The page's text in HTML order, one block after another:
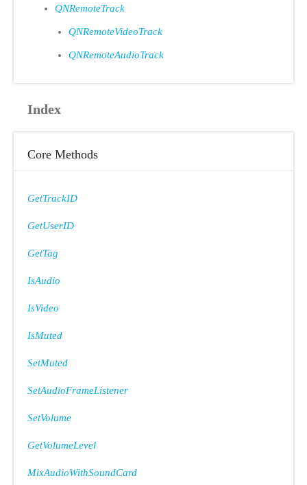
QNRemoteTrack
QNRemoteVideoTrack
QNRemoteAudioTrack
Index
Core Methods
GetTrackID
GetUserID
GetTag
IsAudio
IsVideo
IsMuted
SetMuted
SetAudioFrameListener
SetVolume
GetVolumeLevel
MixAudioWithSoundCard